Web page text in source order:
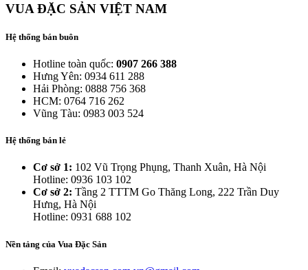
VUA ĐẶC SẢN VIỆT NAM
Hệ thống bán buôn
Hotline toàn quốc: 0907 266 388
Hưng Yên: 0934 611 288
Hải Phòng: 0888 756 368
HCM: 0764 716 262
Vũng Tàu: 0983 003 524
Hệ thống bán lẻ
Cơ sở 1: 102 Vũ Trọng Phụng, Thanh Xuân, Hà Nội
Hotline: 0936 103 102
Cơ sở 2: Tầng 2 TTTM Go Thăng Long, 222 Trần Duy
Hưng, Hà Nội
Hotline: 0931 688 102
Nền tảng của Vua Đặc Sản